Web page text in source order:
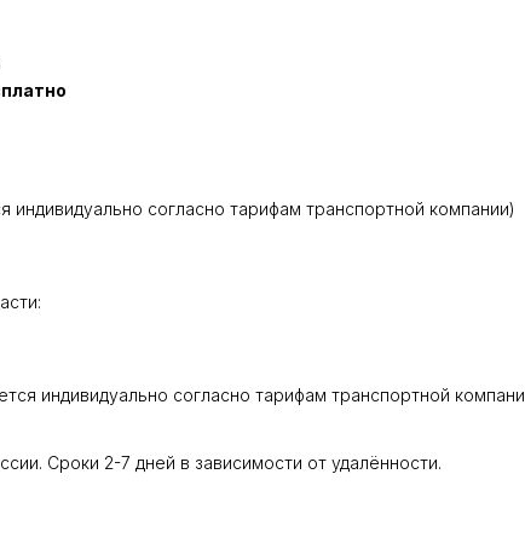
индивидуально согласно тарифам транспортной компании)
индивидуально согласно тарифам транспортной
Сроки 2-7 дней в зависимости от удалённости.